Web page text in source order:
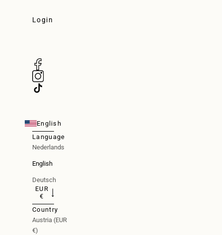
Login
Login
English
Language
Nederlands
English
Deutsch
EUR
€
Country
Austria (EUR
€)